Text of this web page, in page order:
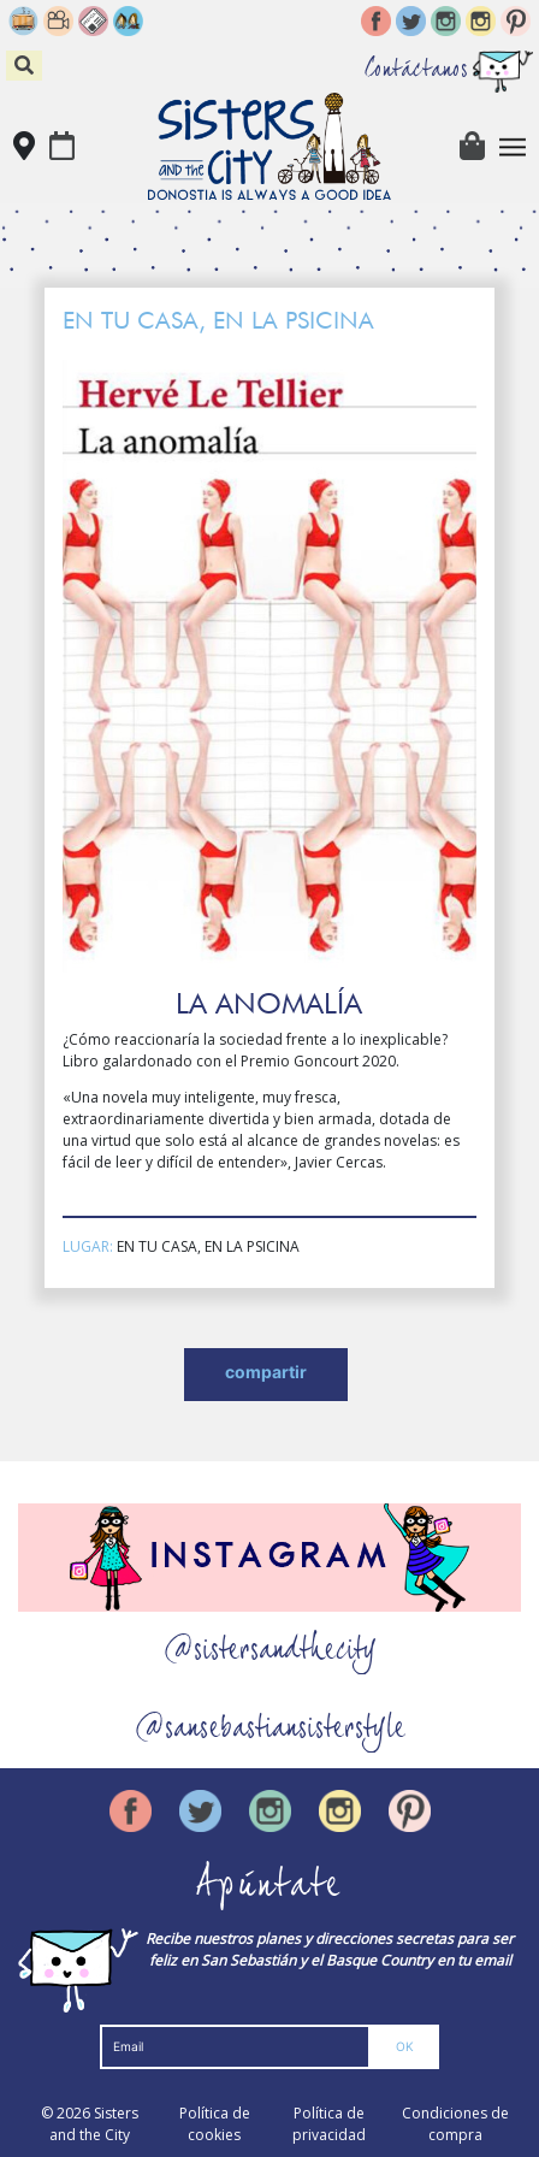
Skip
to
content
Contáctanos
EN TU CASA, EN LA PSICINA
LA ANOMALÍA
¿Cómo reaccionaría la sociedad frente a lo inexplicable?
Libro galardonado con el Premio Goncourt 2020.
«Una novela muy inteligente, muy fresca,
extraordinariamente divertida y bien armada, dotada de
una virtud que solo está al alcance de grandes novelas: es
fácil de leer y difícil de entender», Javier Cercas.
LUGAR: EN TU CASA, EN LA PSICINA
compartir
@sistersandthecity
@sansebastiansisterstyle
Apúntate
Recibe nuestros planes y direcciones secretas para ser
feliz en San Sebastián y el Basque Country en tu email
© 2026 Sisters
and the City
Política de
cookies
Política de
privacidad
Condiciones de
compra